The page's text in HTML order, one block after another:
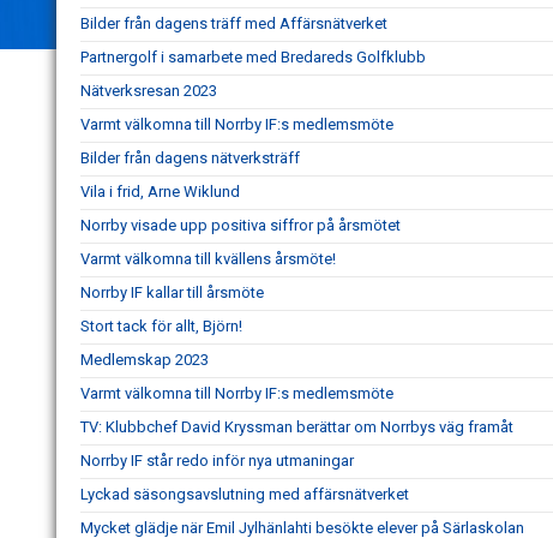
Bilder från dagens träff med Affärsnätverket
Partnergolf i samarbete med Bredareds Golfklubb
Nätverksresan 2023
Varmt välkomna till Norrby IF:s medlemsmöte
Bilder från dagens nätverksträff
Vila i frid, Arne Wiklund
Norrby visade upp positiva siffror på årsmötet
Varmt välkomna till kvällens årsmöte!
Norrby IF kallar till årsmöte
Stort tack för allt, Björn!
Medlemskap 2023
Varmt välkomna till Norrby IF:s medlemsmöte
TV: Klubbchef David Kryssman berättar om Norrbys väg framåt
Norrby IF står redo inför nya utmaningar
Lyckad säsongsavslutning med affärsnätverket
Mycket glädje när Emil Jylhänlahti besökte elever på Särlaskolan